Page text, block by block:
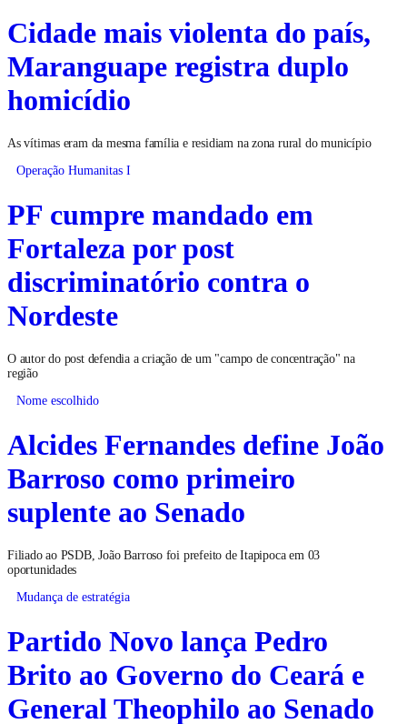
Cidade mais violenta do país,
Maranguape registra duplo
homicídio
As vítimas eram da mesma família e residiam na zona rural do município
Operação Humanitas I
PF cumpre mandado em
Fortaleza por post
discriminatório contra o
Nordeste
O autor do post defendia a criação de um "campo de concentração" na
região
Nome escolhido
Alcides Fernandes define João
Barroso como primeiro
suplente ao Senado
Filiado ao PSDB, João Barroso foi prefeito de Itapipoca em 03
oportunidades
Mudança de estratégia
Partido Novo lança Pedro
Brito ao Governo do Ceará e
General Theophilo ao Senado